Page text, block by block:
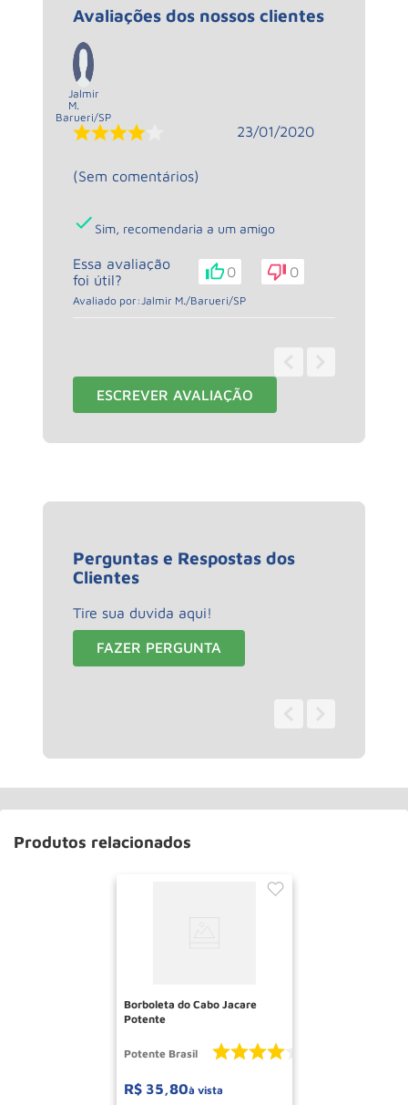
Avaliações dos nossos clientes
Jalmir
M.
Barueri/SP
23/01/2020
(Sem comentários)
Sim, recomendaria a um amigo
Essa avaliação
foi útil?
0 0
Avaliado por:Jalmir M./Barueri/SP
ESCREVER AVALIAÇÃO
Perguntas e Respostas dos
Clientes
Tire sua duvida aqui!
FAZER PERGUNTA
Produtos relacionados
Borboleta do Cabo Jacare
Potente
Potente Brasil
R$ 35,80à vista